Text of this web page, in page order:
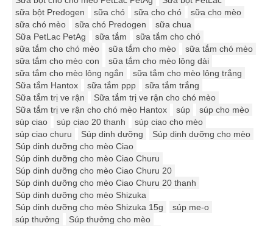
sữa bột Predogen
sữa chó sữa cho chó
sữa cho mèo
sữa chó mèo
sữa chó Predogen
sữa chua
Sữa PetLac PetAg
sữa tắm
sữa tắm cho chó
sữa tắm cho chó mèo
sữa tắm cho mèo
sữa tắm chó mèo
sữa tắm cho mèo con
sữa tắm cho mèo lông dài
sữa tắm cho mèo lông ngắn
sữa tắm cho mèo lông trắng
Sữa tắm Hantox
sữa tắm ppp
sữa tắm trắng
Sữa tắm trị ve rận
Sữa tắm trị ve rận cho chó mèo
Sữa tắm trị ve rận cho chó mèo Hantox
súp
súp cho mèo
súp ciao
súp ciao 20 thanh
súp ciao cho mèo
súp ciao churu
Súp dinh dưỡng
Súp dinh dưỡng cho mèo
Súp dinh dưỡng cho mèo Ciao
Súp dinh dưỡng cho mèo Ciao Churu
Súp dinh dưỡng cho mèo Ciao Churu 20
Súp dinh dưỡng cho mèo Ciao Churu 20 thanh
Súp dinh dưỡng cho mèo Shizuka
Súp dinh dưỡng cho mèo Shizuka 15g
súp me-o
súp thưởng
Súp thưởng cho mèo